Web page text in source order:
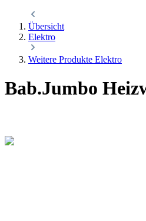
Übersicht
Elektro
Weitere Produkte Elektro
Bab.Jumbo